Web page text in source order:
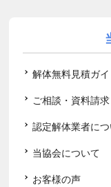
解体無料見積ガ
ご相談・資料請求
認定解体業者に
当協会について
お客様の声